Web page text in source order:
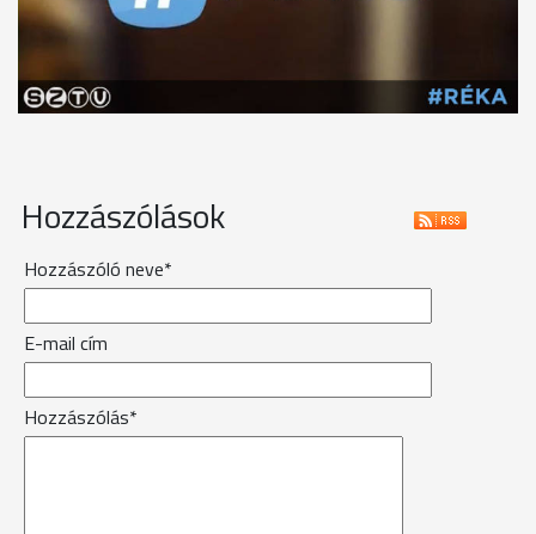
Hozzászólások
Hozzászóló neve*
E-mail cím
Hozzászólás*